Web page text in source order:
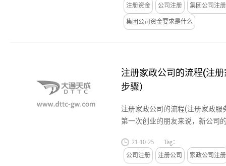
注册资金
公司注册 集团公司注
集团公司资金要求是什么
注册家政公司的流程(注
步骤）
注册家政公司的流程(注册家政服
第一次创业的朋友来说，新公司
缺的服务公司。今天创业之家就...
21-10-25
Tag：
公司注册
注册公司 家政公司注册